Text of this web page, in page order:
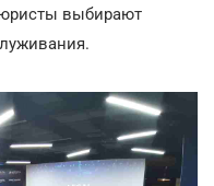
выбирают